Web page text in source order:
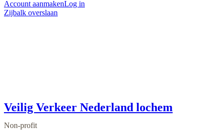
Account aanmakenLog in
Zijbalk overslaan
Veilig Verkeer Nederland lochem
Non-profit